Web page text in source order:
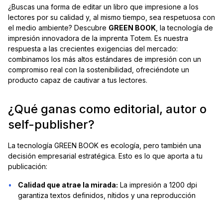
¿Buscas una forma de editar un libro que impresione a los
lectores por su calidad y, al mismo tiempo, sea respetuosa con
el medio ambiente? Descubre GREEN BOOK , la tecnología de
impresión innovadora de la imprenta Totem. Es nuestra
respuesta a las crecientes exigencias del mercado:
combinamos los más altos estándares de impresión con un
compromiso real con la sostenibilidad, ofreciéndote un
producto capaz de cautivar a tus lectores.
¿Qué ganas como editorial, autor o
self-publisher?
La tecnología GREEN BOOK es ecología, pero también una
decisión empresarial estratégica. Esto es lo que aporta a tu
publicación:
Calidad que atrae la mirada: La impresión a 1200 dpi
garantiza textos definidos, nítidos y una reproducción